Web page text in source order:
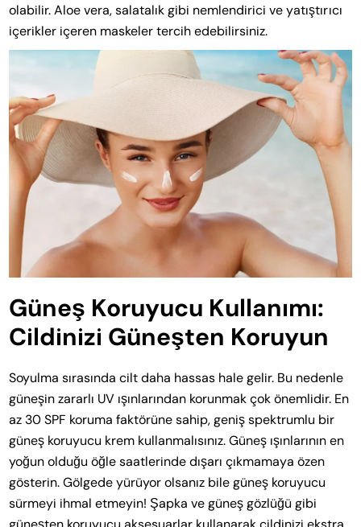
olabilir. Aloe vera, salatalık gibi nemlendirici ve yatıştırıcı
içerikler içeren maskeler tercih edebilirsiniz.
Güneş Koruyucu Kullanımı:
Cildinizi Güneşten Koruyun
Soyulma sırasında cilt daha hassas hale gelir. Bu nedenle
güneşin zararlı UV ışınlarından korunmak çok önemlidir. En
az 30 SPF koruma faktörüne sahip, geniş spektrumlu bir
güneş koruyucu krem kullanmalısınız. Güneş ışınlarının en
yoğun olduğu öğle saatlerinde dışarı çıkmamaya özen
gösterin. Gölgede yürüyor olsanız bile güneş koruyucu
sürmeyi ihmal etmeyin! Şapka ve güneş gözlüğü gibi